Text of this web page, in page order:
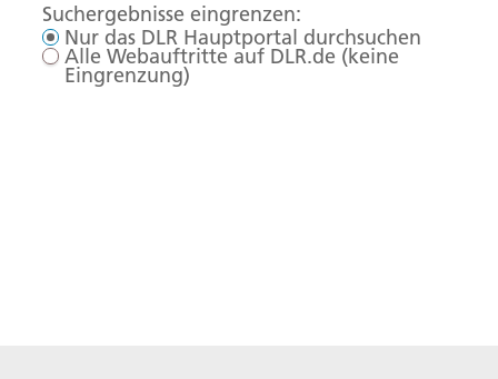
Suchergebnisse eingrenzen:
Nur das DLR Hauptportal durchsuchen
Alle Webauftritte auf DLR.de (keine
Eingrenzung)